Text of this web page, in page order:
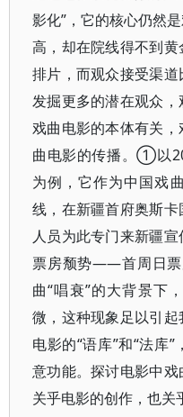
影化”，它的核心仍然
高，却在院线得不到
排片，而观众接受渠
发掘更多的潜在观众
戏曲电影的本体有关
曲电影的传播。①以
为例，它作为中国戏
线，在新疆首府奥斯
人员为此专门来新疆
票房颓势——首周日
曲“唱衰”的大背景下
微，这种现象足以引
电影的“语库”和“法库
意功能。探讨电影中
关乎电影的创作，也关